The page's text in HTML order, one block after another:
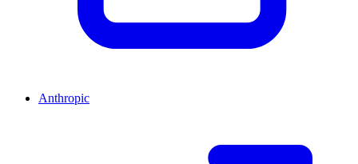
Anthropic